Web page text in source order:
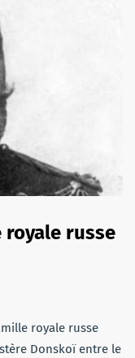
royale russe
royale russe
Donskoï entre le